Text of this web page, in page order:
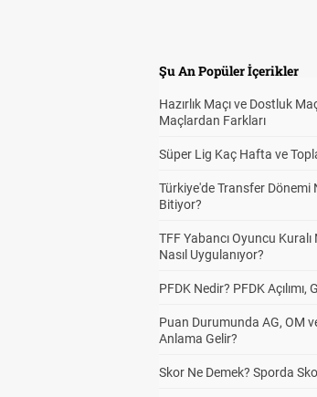
Şu An Popüler İçerikler
Hazırlık Maçı ve Dostluk
Maçlardan Farkları
Süper Lig Kaç Hafta ve
Türkiye'de Transfer Dönemi
Bitiyor?
TFF Yabancı Oyuncu
Nasıl Uygulanıyor?
PFDK Nedir? PFDK
Puan Durumunda AG, OM
Anlama Gelir?
Skor Ne Demek? Sporda